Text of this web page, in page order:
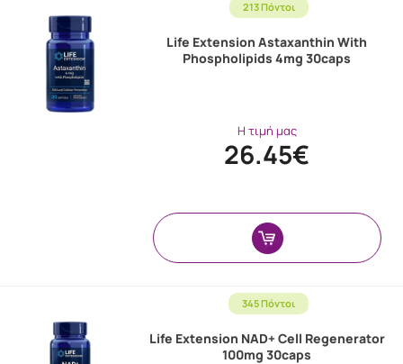
213 Πόντοι
Life Extension Astaxanthin With
Phospholipids 4mg 30caps
Η τιμή μας
26.45€
345 Πόντοι
Life Extension NAD+ Cell Regenerator
100mg 30caps